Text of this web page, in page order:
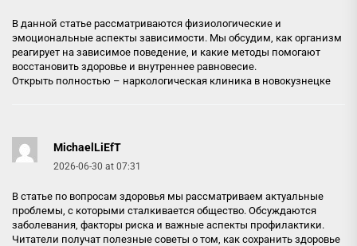
В данной статье рассматриваются физиологические и
эмоциональные аспекты зависимости. Мы обсудим, как организм
реагирует на зависимое поведение, и какие методы помогают
восстановить здоровье и внутреннее равновесие.
Открыть полностью – наркологическая клиника в новокузнецке
MichaelLiEfT
2026-06-30 at 07:31
В статье по вопросам здоровья мы рассматриваем актуальные
проблемы, с которыми сталкивается общество. Обсуждаются
заболевания, факторы риска и важные аспекты профилактики.
Читатели получат полезные советы о том, как сохранить здоровье